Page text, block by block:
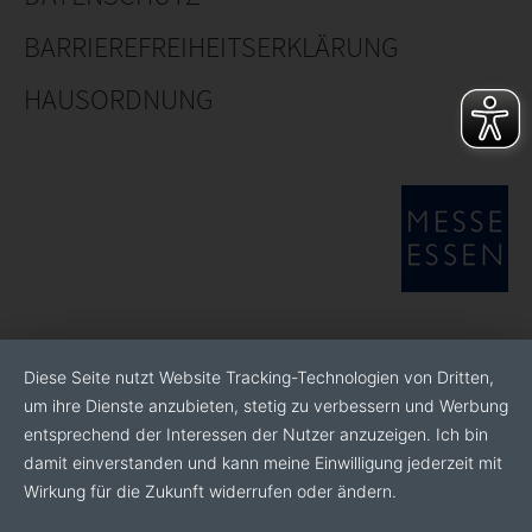
BARRIEREFREIHEITSERKLÄRUNG
HAUSORDNUNG
Diese Seite nutzt Website Tracking-Technologien von Dritten,
um ihre Dienste anzubieten, stetig zu verbessern und Werbung
entsprechend der Interessen der Nutzer anzuzeigen. Ich bin
damit einverstanden und kann meine Einwilligung jederzeit mit
Wirkung für die Zukunft widerrufen oder ändern.